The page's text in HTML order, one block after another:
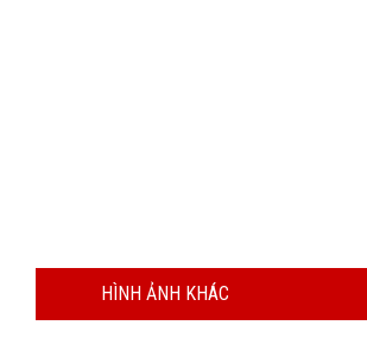
HÌNH ẢNH KHÁC